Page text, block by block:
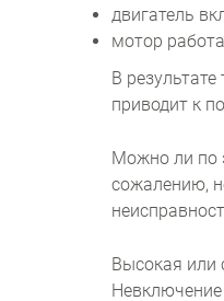
двигатель
мотор
В
приводит к
Можно ли по
сожалению,
Высокая или